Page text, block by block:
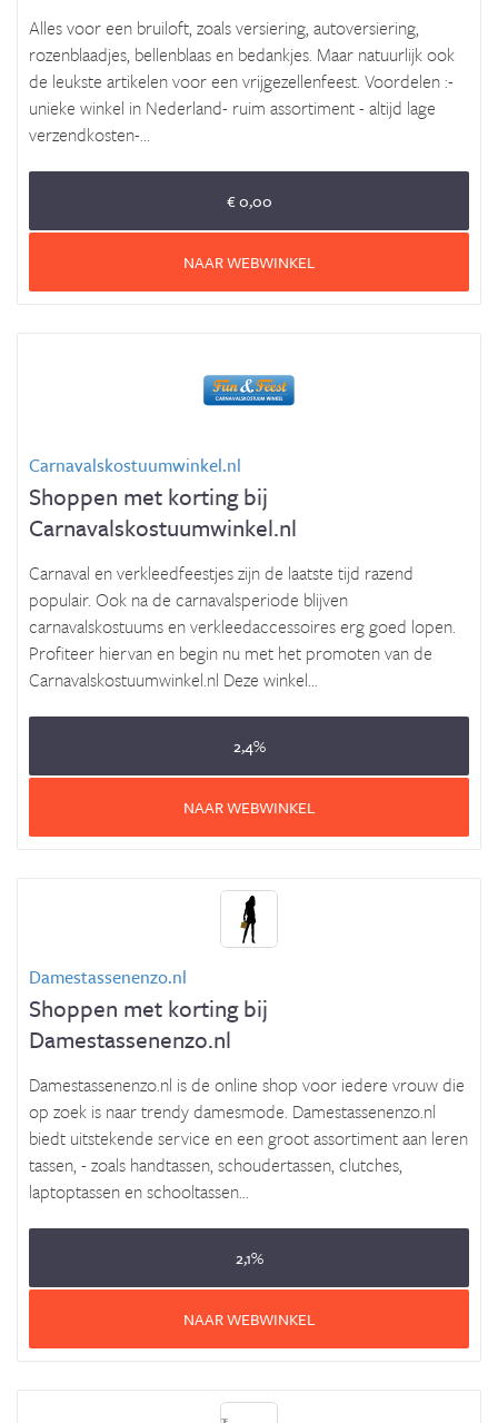
Alles voor een bruiloft, zoals versiering, autoversiering,
rozenblaadjes, bellenblaas en bedankjes. Maar natuurlijk ook
de leukste artikelen voor een vrijgezellenfeest. Voordelen :-
unieke winkel in Nederland- ruim assortiment - altijd lage
verzendkosten-...
€ 0,00
NAAR WEBWINKEL
Carnavalskostuumwinkel.nl
Shoppen met korting bij
Carnavalskostuumwinkel.nl
Carnaval en verkleedfeestjes zijn de laatste tijd razend
populair. Ook na de carnavalsperiode blijven
carnavalskostuums en verkleedaccessoires erg goed lopen.
Profiteer hiervan en begin nu met het promoten van de
Carnavalskostuumwinkel.nl Deze winkel...
2,4%
NAAR WEBWINKEL
Damestassenenzo.nl
Shoppen met korting bij
Damestassenenzo.nl
Damestassenenzo.nl is de online shop voor iedere vrouw die
op zoek is naar trendy damesmode. Damestassenenzo.nl
biedt uitstekende service en een groot assortiment aan leren
tassen, - zoals handtassen, schoudertassen, clutches,
laptoptassen en schooltassen...
2,1%
NAAR WEBWINKEL